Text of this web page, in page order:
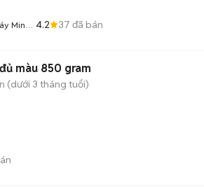
Minh
4.2 37 đã bán
màu 850 gram
(dưới 3 tháng tuổi)